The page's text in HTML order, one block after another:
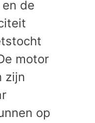
de
motor
zijn
op